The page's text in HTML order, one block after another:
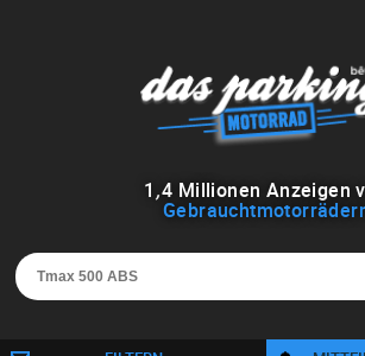
1 ,4 Millionen Anzeigen